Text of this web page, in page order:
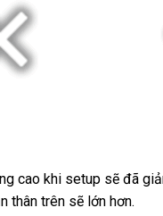
cao khi setup sẽ đã
thân trên sẽ lớn hơn.